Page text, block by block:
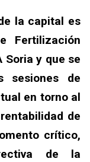
la capital es
Fertilización
Soria y que se
sesiones de
en torno al
de
crítico,
de la